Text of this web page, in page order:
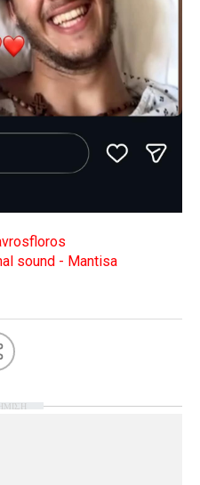
sound - Mantisa